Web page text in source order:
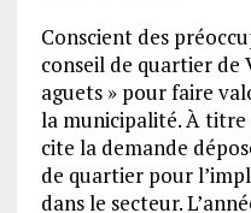
Conscient des
conseil de quartier de
aguets » pour faire
la municipalité. À titre
cite la demande
de quartier pour
dans le secteur.